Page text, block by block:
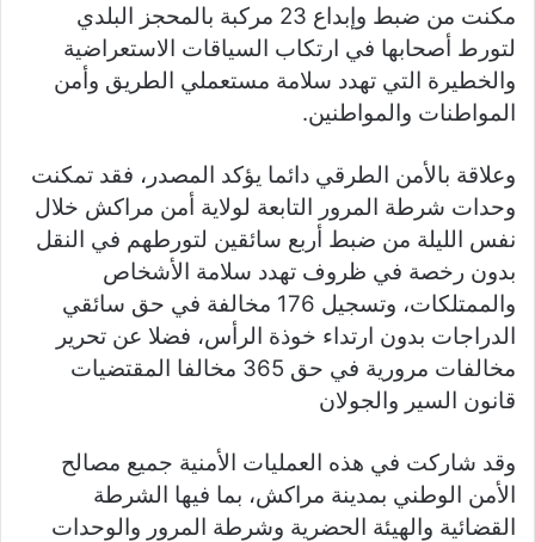
مكنت من ضبط وإبداع 23 مركبة بالمحجز البلدي
لتورط أصحابها في ارتكاب السياقات الاستعراضية
والخطيرة التي تهدد سلامة مستعملي الطريق وأمن
المواطنات والمواطنين.
وعلاقة بالأمن الطرقي دائما يؤكد المصدر، فقد تمكنت
وحدات شرطة المرور التابعة لولاية أمن مراكش خلال
نفس الليلة من ضبط أربع سائقين لتورطهم في النقل
بدون رخصة في ظروف تهدد سلامة الأشخاص
والممتلكات، وتسجيل 176 مخالفة في حق سائقي
الدراجات بدون ارتداء خوذة الرأس، فضلا عن تحرير
مخالفات مرورية في حق 365 مخالفا المقتضيات
قانون السير والجولان
وقد شاركت في هذه العمليات الأمنية جميع مصالح
الأمن الوطني بمدينة مراكش، بما فيها الشرطة
القضائية والهيئة الحضرية وشرطة المرور والوحدات